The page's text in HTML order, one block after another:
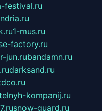
festival.ru
1-mus.ru
factory.ru
jun.rubandamn.ru
darksand.ru
kompanij.ru
snow-guard.ru